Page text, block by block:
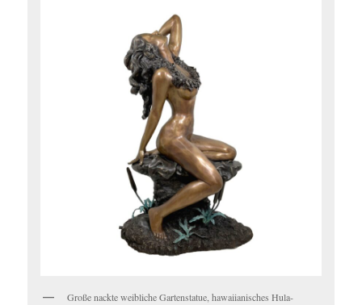
Große nackte weibliche Gartenstatue, hawaiianisches Hula-